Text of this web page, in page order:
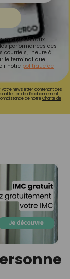
analyse le taux
performances des
courriels, l'heure à
le terminal que
notre politique de
votre newsletter contenant des
le lien de désabonnement
de notreCharte de